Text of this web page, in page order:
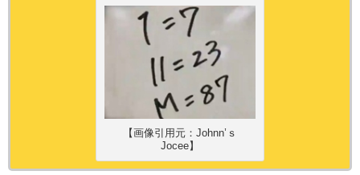
【画像引用元：Johnn’ｓ
Jocee】